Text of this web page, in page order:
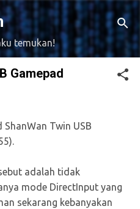
utama
temukan!
Gamepad
Twin USB
adalah tidak
mode DirectInput yang
sekarang kebanyakan